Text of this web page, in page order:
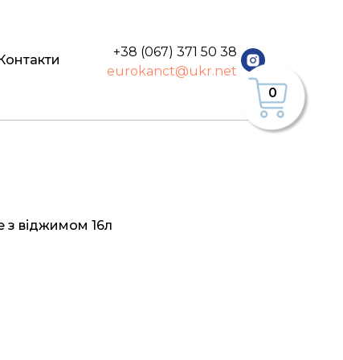
0
+38 (067) 371 50 38
eurokanct@ukr.net
з віджимом 16л